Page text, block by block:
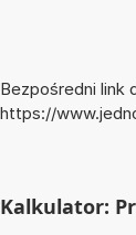
Bezpośredni link
https://
Kalkulator: